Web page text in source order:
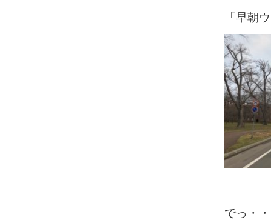
「早朝
でっ・